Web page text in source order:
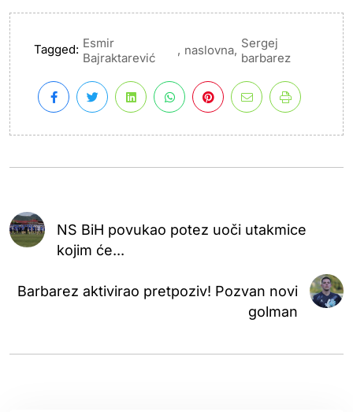
Tagged: Esmir
Bajraktarević
, naslovna, Sergej
barbarez
NS BiH povukao potez uoči utakmice
kojim će...
Barbarez aktivirao pretpoziv! Pozvan novi
golman